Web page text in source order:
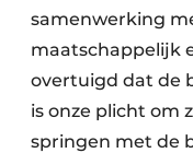
samenwerking
maatschappelijk
overtuigd dat de
is onze plicht om
springen met de